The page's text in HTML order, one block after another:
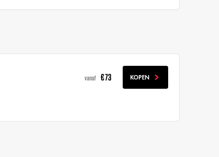
vanaf € 73 KOPEN